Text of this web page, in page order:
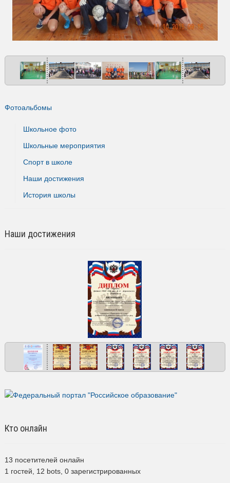
Школьные мероприятия
Спорт в школе
Наши достижения
История школы
1 гостей, 12 bots, 0 зарегистрированных